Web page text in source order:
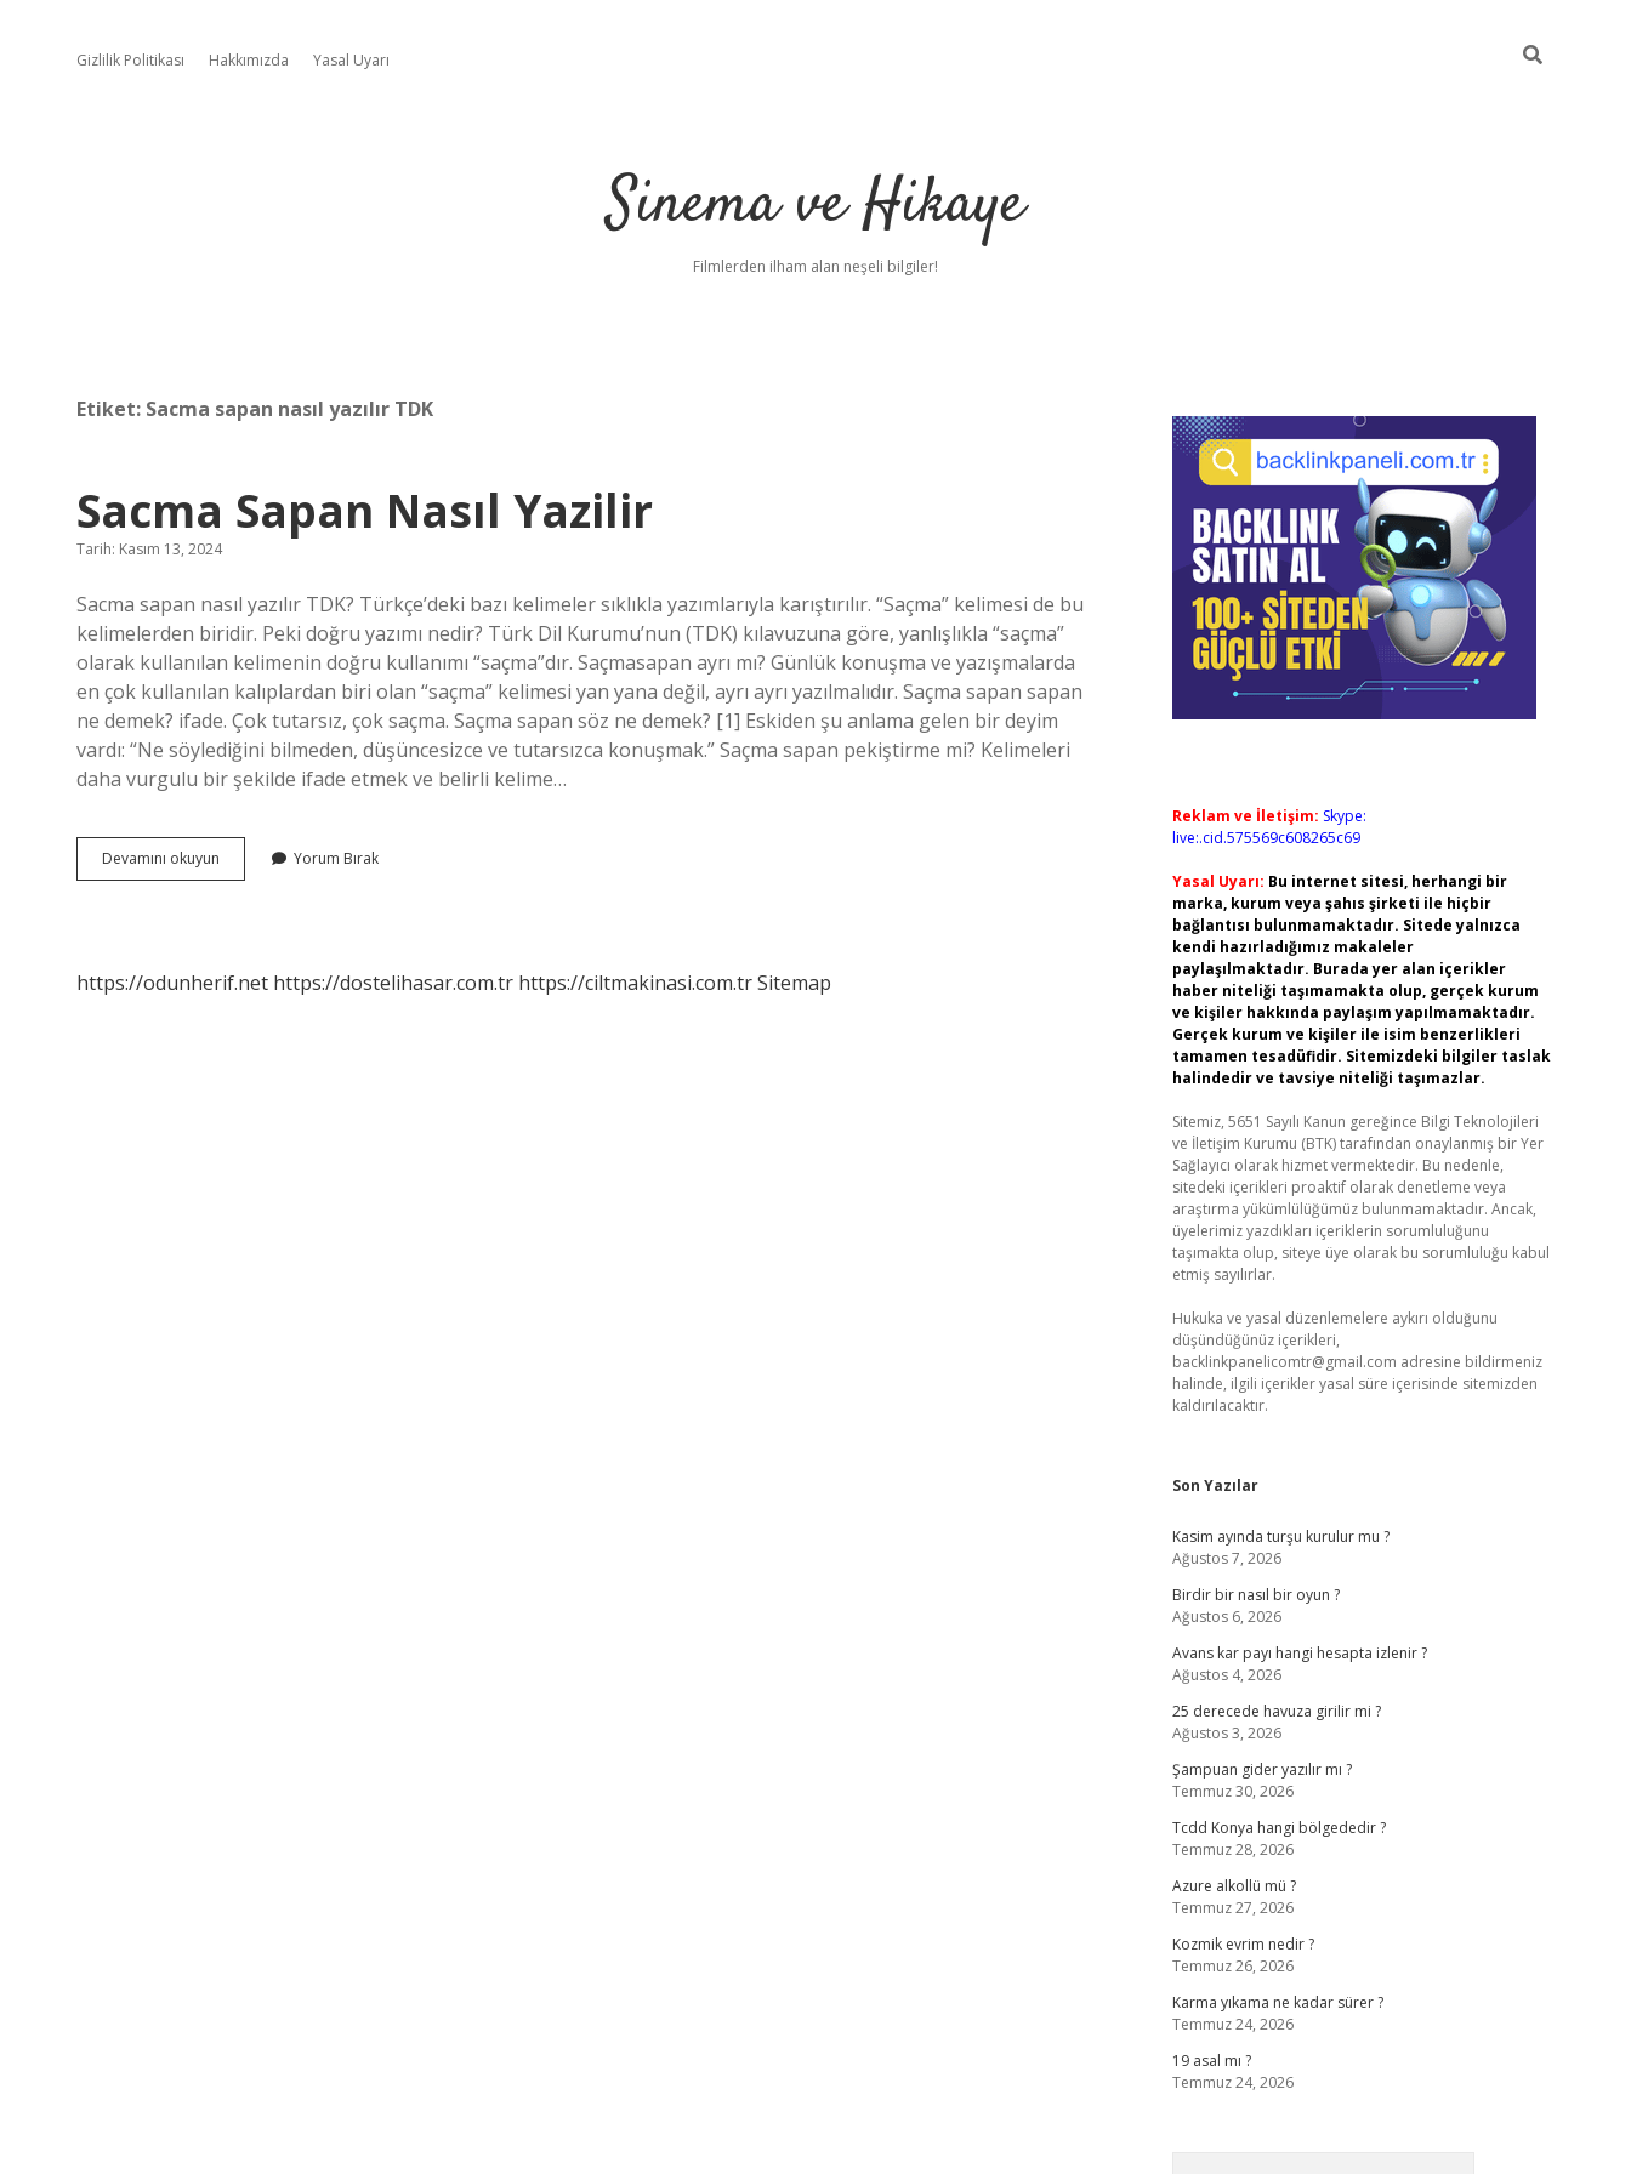
Gizlilik Politikası Hakkımızda Yasal Uyarı
Sinema ve Hikaye
Filmlerden ilham alan neşeli bilgiler!
Etiket: Sacma sapan nasıl yazılır TDK
Sacma Sapan Nasıl Yazilir
Tarih: Kasım 13, 2024
Sacma sapan nasıl yazılır TDK? Türkçe’deki bazı kelimeler sıklıkla yazımlarıyla karıştırılır. “Saçma” kelimesi de bu
kelimelerden biridir. Peki doğru yazımı nedir? Türk Dil Kurumu’nun (TDK) kılavuzuna göre, yanlışlıkla “saçma”
olarak kullanılan kelimenin doğru kullanımı “saçma”dır. Saçmasapan ayrı mı? Günlük konuşma ve yazışmalarda
en çok kullanılan kalıplardan biri olan “saçma” kelimesi yan yana değil, ayrı ayrı yazılmalıdır. Saçma sapan sapan
ne demek? ifade. Çok tutarsız, çok saçma. Saçma sapan söz ne demek? [1] Eskiden şu anlama gelen bir deyim
vardı: “Ne söylediğini bilmeden, düşüncesizce ve tutarsızca konuşmak.” Saçma sapan pekiştirme mi? Kelimeleri
daha vurgulu bir şekilde ifade etmek ve belirli kelime…
Devamını okuyun
Sapan
Yorum Bırak
https://odunherif.net https://dostelihasar.com.tr https://ciltmakinasi.com.trSitemap
Sidebar
Reklam ve İletişim: Skype:
live:.cid.575569c608265c69
Yasal Uyarı: Bu internet sitesi, herhangi bir
marka, kurum veya şahıs şirketi ile hiçbir
bağlantısı bulunmamaktadır. Sitede yalnızca
kendi hazırladığımız makaleler
paylaşılmaktadır. Burada yer alan içerikler
haber niteliği taşımamakta olup, gerçek kurum
ve kişiler hakkında paylaşım yapılmamaktadır.
Gerçek kurum ve kişiler ile isim benzerlikleri
tamamen tesadüfidir. Sitemizdeki bilgiler taslak
halindedir ve tavsiye niteliği taşımazlar.
Sitemiz, 5651 Sayılı Kanun gereğince Bilgi Teknolojileri
ve İletişim Kurumu (BTK) tarafından onaylanmış bir Yer
Sağlayıcı olarak hizmet vermektedir. Bu nedenle,
sitedeki içerikleri proaktif olarak denetleme veya
araştırma yükümlülüğümüz bulunmamaktadır. Ancak,
üyelerimiz yazdıkları içeriklerin sorumluluğunu
taşımakta olup, siteye üye olarak bu sorumluluğu kabul
etmiş sayılırlar.
Hukuka ve yasal düzenlemelere aykırı olduğunu
düşündüğünüz içerikleri,
backlinkpanelicomtr@gmail.com adresine bildirmeniz
halinde, ilgili içerikler yasal süre içerisinde sitemizden
kaldırılacaktır.
Son Yazılar
Kasim ayında turşu kurulur mu ?
Ağustos 7, 2026
Birdir bir nasıl bir oyun ?
Ağustos 6, 2026
Avans kar payı hangi hesapta izlenir ?
Ağustos 4, 2026
25 derecede havuza girilir mi ?
Ağustos 3, 2026
Şampuan gider yazılır mı ?
Temmuz 30, 2026
Tcdd Konya hangi bölgededir ?
Temmuz 28, 2026
Azure alkollü mü ?
Temmuz 27, 2026
Kozmik evrim nedir ?
Temmuz 26, 2026
Karma yıkama ne kadar sürer ?
Temmuz 24, 2026
19 asal mı ?
Temmuz 24, 2026